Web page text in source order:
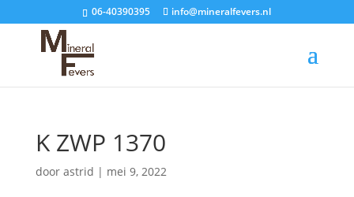
06-40390395 info@mineralfevers.nl
K ZWP 1370
door astrid | mei 9, 2022